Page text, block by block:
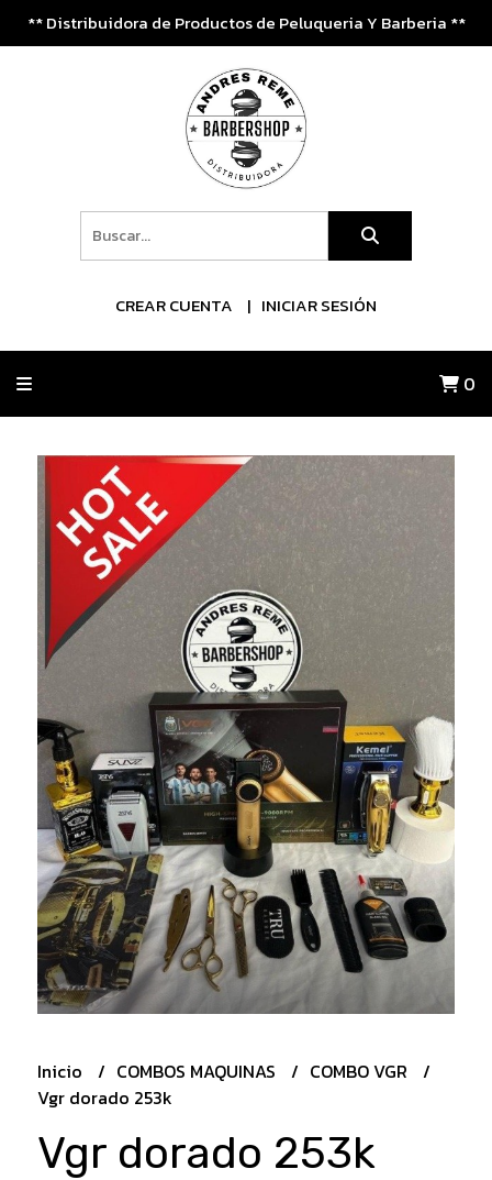
** Distribuidora de Productos de Peluqueria Y Barberia **
CREAR CUENTA INICIAR SESIÓN
0
Inicio COMBOS MAQUINAS
COMBO VGR
Vgr dorado 253k
Vgr dorado 253k